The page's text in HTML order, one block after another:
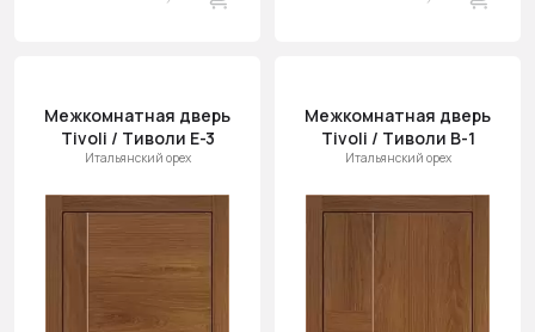
Межкомнатная дверь
Tivoli / Тиволи Е-3
Итальянский орех
Межкомнатная дверь
Tivoli / Тиволи В-1
Итальянский орех